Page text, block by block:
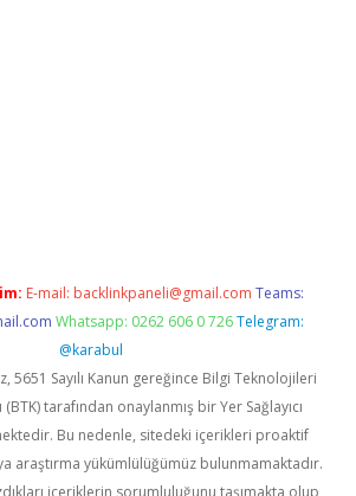
E-mail: backlinkpaneli@gmail.com Teams:
Whatsapp: 0262 606 0 726 Telegram:
@karabul
5651 Sayılı Kanun gereğince Bilgi Teknolojileri
tarafından onaylanmış bir Yer Sağlayıcı
Bu nedenle, sitedeki içerikleri proaktif
araştırma yükümlülüğümüz bulunmamaktadır.
içeriklerin sorumluluğunu taşımakta olup,